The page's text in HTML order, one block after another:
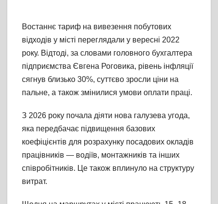
Востаннє тариф на вивезення побутових
відходів у місті переглядали у вересні 2022
року. Відтоді, за словами головного бухгалтера
підприємства Євгена Роговика, рівень інфляції
сягнув близько 30%, суттєво зросли ціни на
пальне, а також змінилися умови оплати праці.
З 2026 року почала діяти нова галузева угода,
яка передбачає підвищення базових
коефіцієнтів для розрахунку посадових окладів
працівників — водіїв, монтажників та інших
співробітників. Це також вплинуло на структуру
витрат.